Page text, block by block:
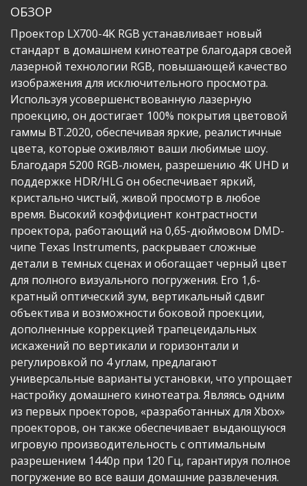
ОБЗОР
Проектор LX700-4K RGB устанавливает новый
стандарт в домашнем кинотеатре благодаря своей
лазерной технологии RGB, повышающей качество
изображения для исключительного просмотра.
Используя усовершенствованную лазерную
проекцию, он достигает 100% покрытия цветовой
гаммы BT.2020, обеспечивая яркие, реалистичные
цвета, которые оживляют ваши любимые шоу.
Благодаря 5200 RGB-люмен, разрешению 4K UHD и
поддержке HDR/HLG он обеспечивает яркий,
кристально чистый, живой просмотр в любое
время. Высокий коэффициент контрастности
проектора, работающий на 0,65-дюймовом DMD-
чипе Texas Instruments, раскрывает сложные
детали в темных сценах и обогащает черный цвет
для полного визуального погружения. Его 1,6-
кратный оптический зум, вертикальный сдвиг
объектива и возможности боковой проекции,
дополненные коррекцией трапецеидальных
искажений по вертикали и горизонтали и
регулировкой по 4 углам, предлагают
универсальные варианты установки, что упрощает
настройку домашнего кинотеатра. Являясь одним
из первых проекторов, «разработанных для Xbox»
проекторов, он также обеспечивает выдающуюся
игровую производительность с оптимальным
разрешением 1440p при 120 Гц, гарантируя полное
погружение во все ваши домашние развлечения.